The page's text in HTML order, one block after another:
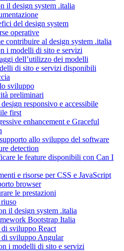
il design system .italia
del design system
operative
contribuire al design system .italia
i modelli di sito e servizi
dell’utilizzo dei modelli
di sito e servizi disponibili
sviluppo
preliminari
responsivo e accessibile
first
enhancement e Graceful
allo sviluppo del software
detection
le feature disponibili con Can I
e risorse per CSS e JavaScript
browser
le prestazioni
il design system .italia
Bootstrap Italia
sviluppo React
sviluppo Angular
i modelli di sito e servizi